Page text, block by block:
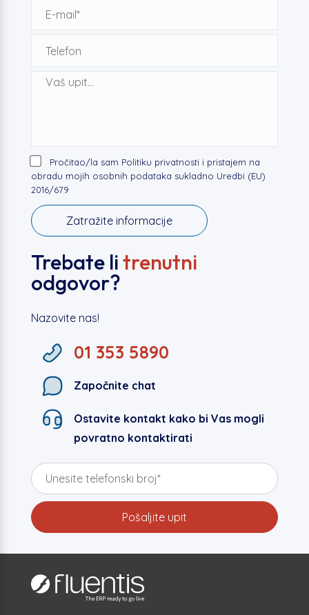
Pročitao/la sam Politiku privatnosti i pristajem na
obradu mojih osobnih podataka sukladno Uredbi (EU)
2016/679
Trebate litrenutni
odgovor?
Nazovite nas!
01 353 5890
Započnite chat
Ostavite kontakt kako bi Vas mogli
povratno kontaktirati